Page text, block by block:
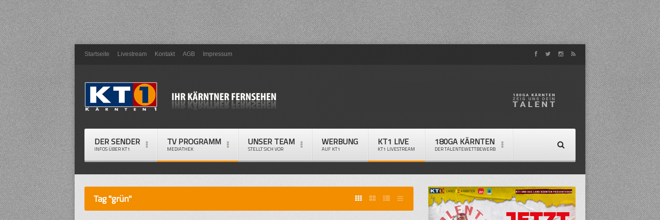
Startseite Livestream Kontakt AGB Impressum
DER SENDER
INFOS ÜBER KT1
TV PROGRAMM
MEDIATHEK
UNSER TEAM
STELLT SICH VOR
WERBUNG
AUF KT1
KT1 LIVE
KT1 LIVESTREAM
180GA KÄRNTEN
DER TALENTEWETTBEWERB
Tag "grün"